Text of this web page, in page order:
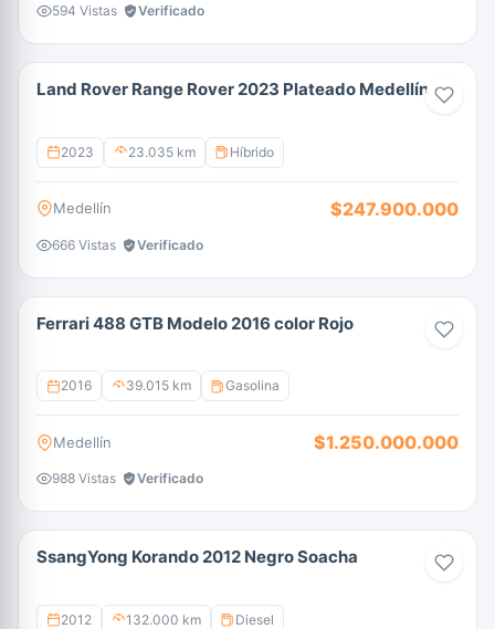
594 Vistas Verificado
Land Rover Range Rover 2023 Plateado Medellín
2023 23.035 km Híbrido
Medellín $247.900.000
666 Vistas Verificado
Ferrari 488 GTB Modelo 2016 color Rojo
2016 39.015 km Gasolina
Medellín $1.250.000.000
988 Vistas Verificado
SsangYong Korando 2012 Negro Soacha
2012 132.000 km Diesel